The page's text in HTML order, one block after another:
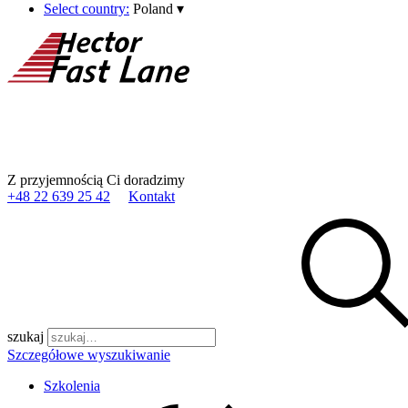
Select country: Poland ▾
Z przyjemnością Ci doradzimy
+48 22 639 25 42
Kontakt
szukaj
Szczegółowe wyszukiwanie
Szkolenia